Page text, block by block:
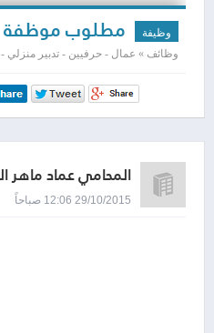
وظيفة مطلوب موظفة
وظائف » عمال - حرفيين - تدبير منزلي
المحامي عماد ماهر
29/10/2015 12:06 صباحاً